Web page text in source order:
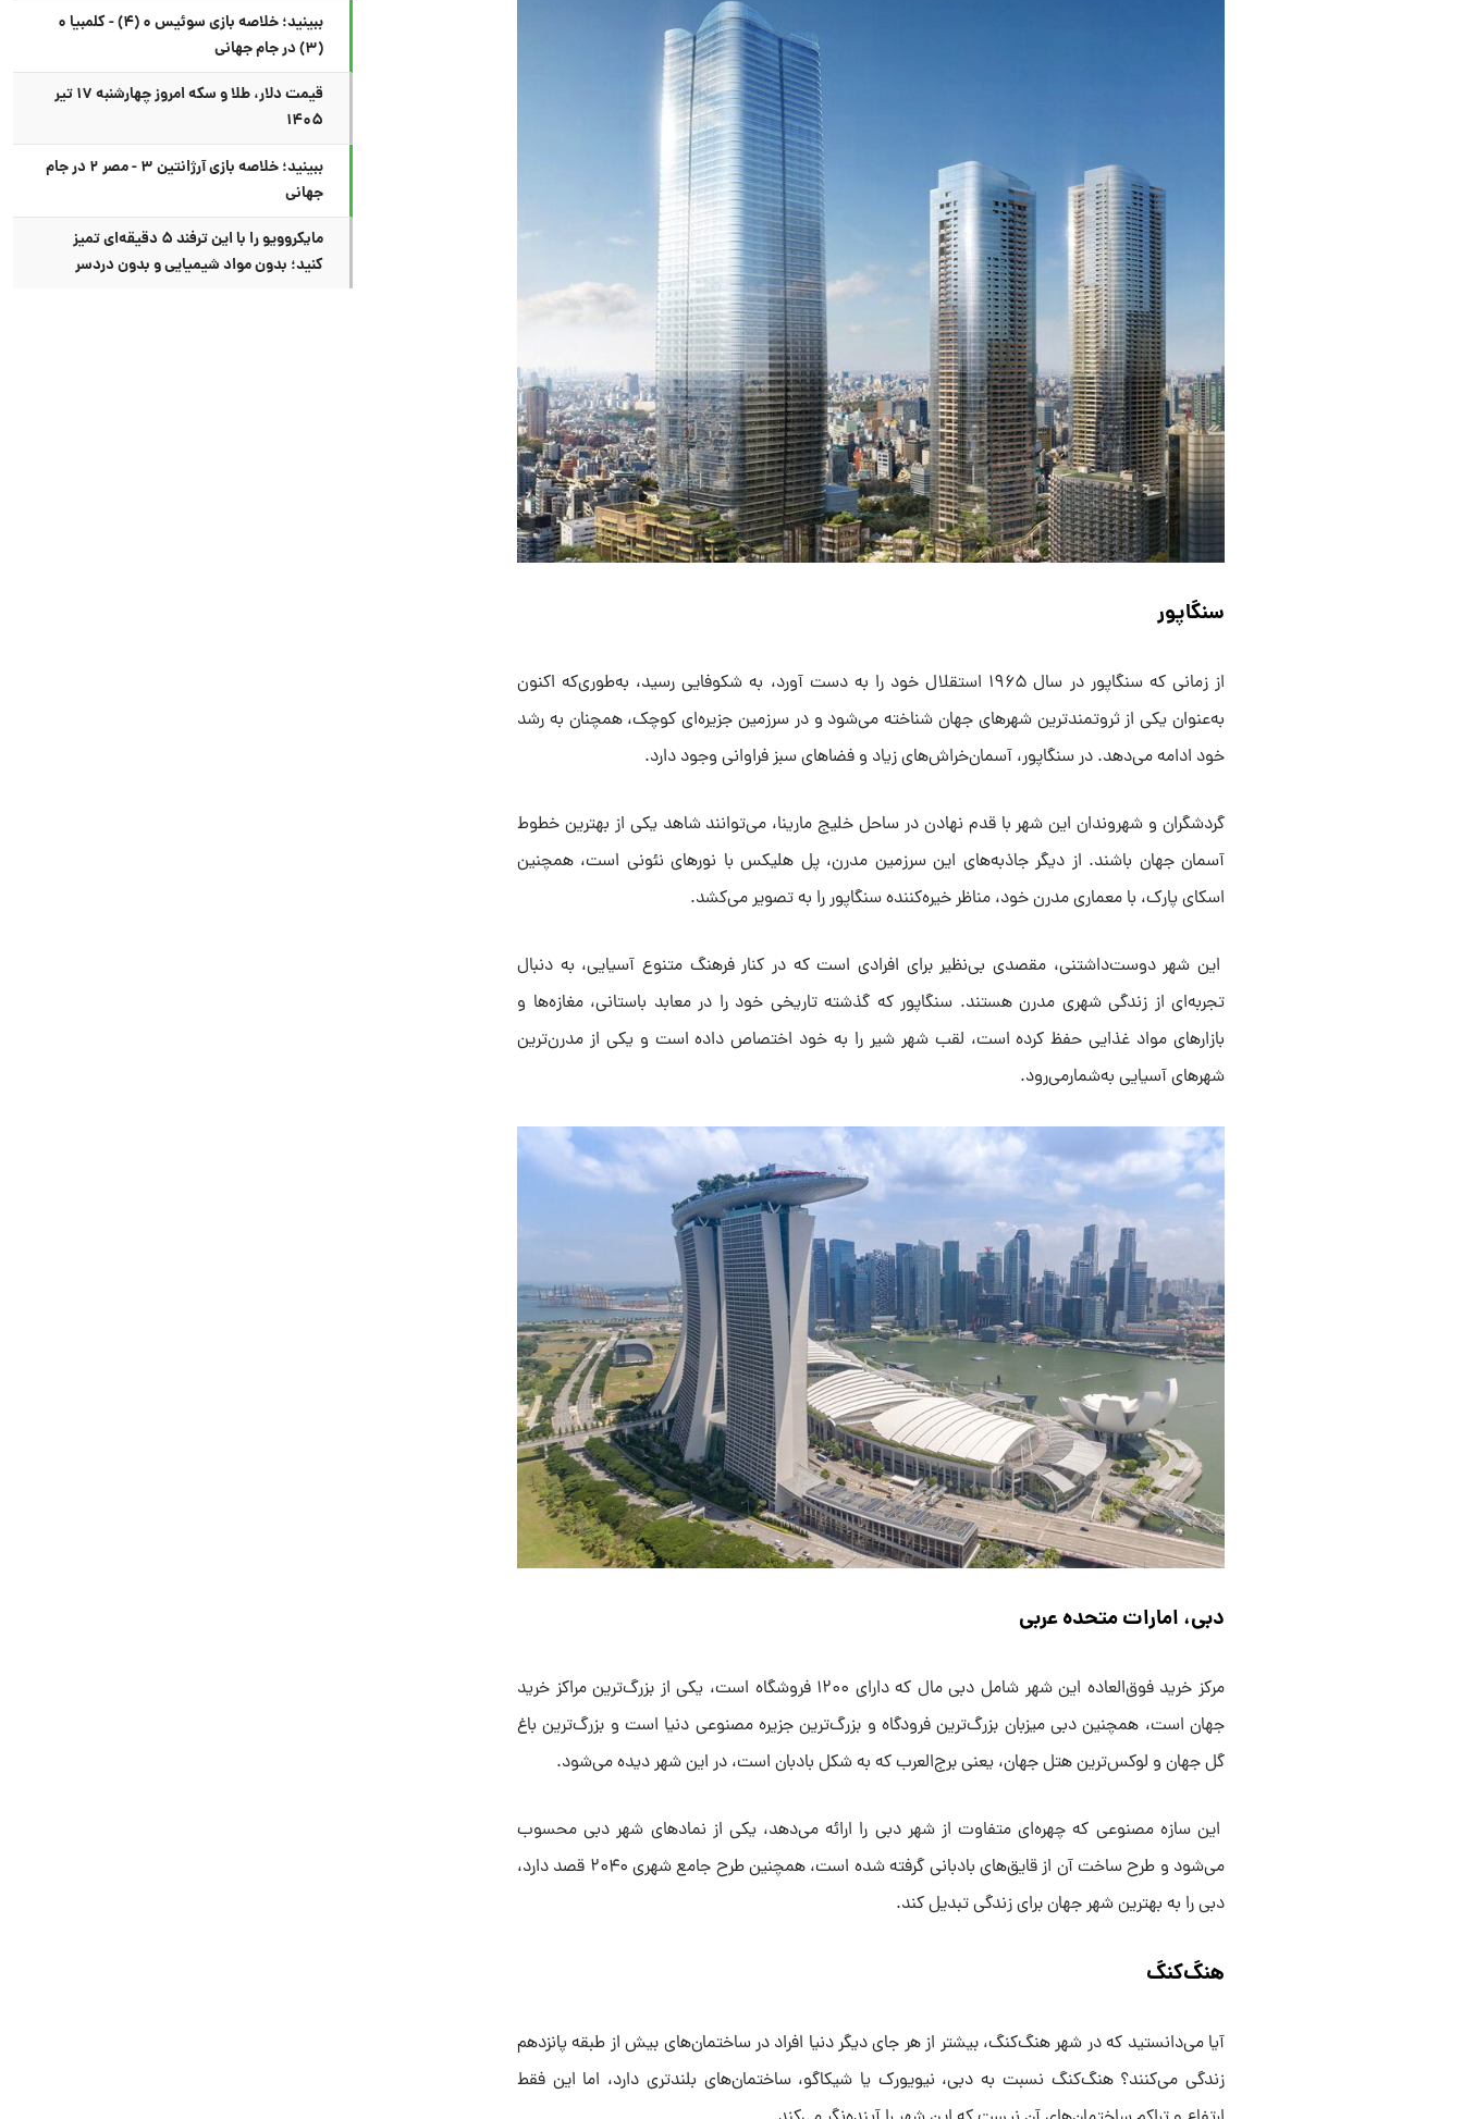
سنگاپور
از زمانی که سنگاپور در سال ۱۹۶۵ استقلال خود را به دست آورد، به شکوفایی رسید، به‌طوری‌که اکنون
به‌عنوان یکی از ثروتمندترین شهرهای جهان شناخته می‌شود و در سرزمین جزیره‌ای کوچک، همچنان به رشد
خود ادامه می‌دهد. در سنگاپور، آسمان‌خراش‌های زیاد و فضاهای سبز فراوانی وجود دارد.
گردشگران و شهروندان این شهر با قدم نهادن در ساحل خلیج مارینا، می‌توانند شاهد یکی از بهترین خطوط
آسمان جهان باشند. از دیگر جاذبه‌های این سرزمین مدرن، پل هلیکس با نورهای نئونی است، همچنین
اسکای پارک، با معماری مدرن خود، مناظر خیره‌کننده سنگاپور را به تصویر می‌کشد.
این شهر دوست‌داشتنی، مقصدی بی‌نظیر برای افرادی است که در کنار فرهنگ متنوع آسیایی، به دنبال
تجربه‌ای از زندگی شهری مدرن هستند. سنگاپور که گذشته تاریخی خود را در معابد باستانی، مغازه‌ها و
بازارهای مواد غذایی حفظ کرده است، لقب شهر شیر را به خود اختصاص داده است و یکی از مدرن‌ترین
شهرهای آسیایی به‌شمارمی‌رود.
دبی، امارات متحده عربی
مرکز خرید فوق‌العاده این شهر شامل دبی مال که دارای ۱۲۰۰ فروشگاه است، یکی از بزرگ‌ترین مراکز خرید
جهان است، همچنین دبی میزبان بزرگ‌ترین فرودگاه و بزرگ‌ترین جزیره مصنوعی دنیا است و بزرگ‌ترین باغ
گل جهان و لوکس‌ترین هتل جهان، یعنی برج‌العرب که به شکل بادبان است، در این شهر دیده می‌شود.
این سازه مصنوعی که چهره‌ای متفاوت از شهر دبی را ارائه می‌دهد، یکی از نمادهای شهر دبی محسوب
می‌شود و طرح ساخت آن از قایق‌های بادبانی گرفته شده است، همچنین طرح جامع شهری ۲۰۴۰ قصد دارد،
دبی را به بهترین شهر جهان برای زندگی تبدیل کند.
هنگ‌کنگ
آیا می‌دانستید که در شهر هنگ‌کنگ، بیشتر از هر جای دیگر دنیا افراد در ساختمان‌های بیش از طبقه پانزدهم
زندگی می‌کنند؟ هنگ‌کنگ نسبت به دبی، نیویورک یا شیکاگو، ساختمان‌های بلندتری دارد، اما این فقط
ببینید؛ خلاصه بازی سوئیس ۰ (۴) - کلمبیا ۰
(۳) در جام جهانی
قیمت دلار، طلا و سکه امروز چهارشنبه ۱۷ تیر
۱۴۰۵
ببینید؛ خلاصه بازی آرژانتین ۳ - مصر ۲ در جام
جهانی
مایکروویو را با این ترفند ۵ دقیقه‌ای تمیز
کنید؛ بدون مواد شیمیایی و بدون دردسر